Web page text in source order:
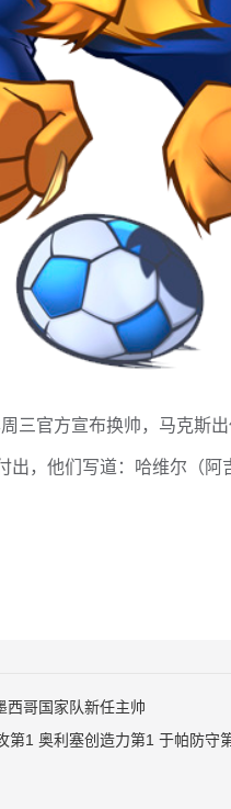
三官方宣布换帅，马克斯
出，他们写道：哈维尔（阿
西哥国家队新任主帅
第1 奥利塞创造力第1 于帕防守